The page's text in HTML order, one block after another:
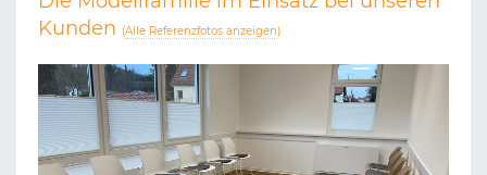
Kunden (Alle Referenzfotos anzeigen)